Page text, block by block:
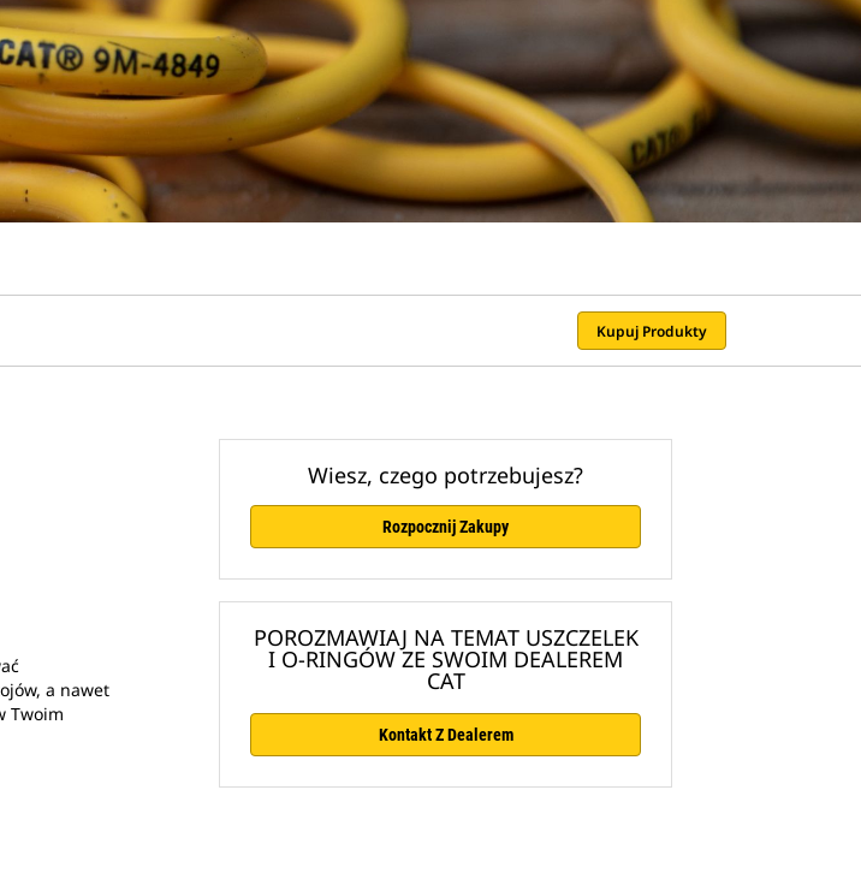
Kupuj Produkty
a nawet
Twoim
Wiesz, czego potrzebujesz?
Rozpocznij Zakupy
POROZMAWIAJ NA TEMAT USZCZELEK
I O-RINGÓW ZE SWOIM DEALEREM
CAT
Kontakt Z Dealerem